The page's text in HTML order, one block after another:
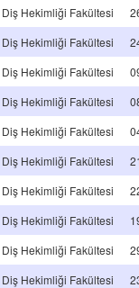
Diş Hekimliği Fakültesi
Diş Hekimliği Fakültesi
Diş Hekimliği Fakültesi
Diş Hekimliği Fakültesi
Diş Hekimliği Fakültesi
Diş Hekimliği Fakültesi
Diş Hekimliği Fakültesi
Diş Hekimliği Fakültesi
Diş Hekimliği Fakültesi
Diş Hekimliği Fakültesi